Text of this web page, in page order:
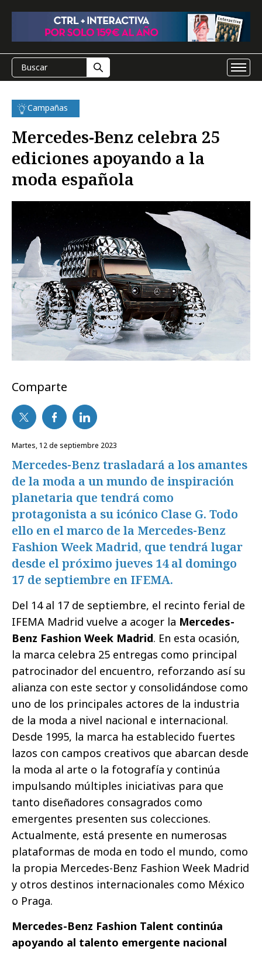
Campañas
Mercedes-Benz celebra 25
ediciones apoyando a la
moda española
Comparte
martes, 12 de septiembre 2023
Mercedes-Benz trasladará a los amantes
de la moda a un mundo de inspiración
planetaria que tendrá como
protagonista a su icónico Clase G. Todo
ello en el marco de la Mercedes-Benz
Fashion Week Madrid, que tendrá lugar
desde el próximo jueves 14 al domingo
17 de septiembre en IFEMA.
Del 14 al 17 de septiembre, el recinto ferial de
IFEMA Madrid vuelve a acoger la Mercedes-
Benz Fashion Week Madrid. En esta ocasión,
la marca celebra 25 entregas como principal
patrocinador del encuentro, reforzando así su
alianza con este sector y consolidándose como
uno de los principales actores de la industria
de la moda a nivel nacional e internacional.
Desde 1995, la marca ha establecido fuertes
lazos con campos creativos que abarcan desde
la moda al arte o la fotografía y continúa
impulsando múltiples iniciativas para que
tanto diseñadores consagrados como
emergentes presenten sus colecciones.
Actualmente, está presente en numerosas
plataformas de moda en todo el mundo, como
la propia Mercedes-Benz Fashion Week Madrid
y otros destinos internacionales como México
o Praga.
Mercedes-Benz Fashion Talent continúa
apoyando al talento emergente nacional